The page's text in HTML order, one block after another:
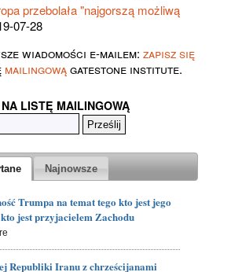
przebolała "najgorszą możliwą
07-28
wiadomości e-mailem: zapisz się
mailingowągatestone institute.
LISTĘ MAILINGOWĄ
Najnowsze
Trumpa na temat tego kto jest jego
jest przyjacielem Zachodu
Republiki Iranu z chrześcijanami